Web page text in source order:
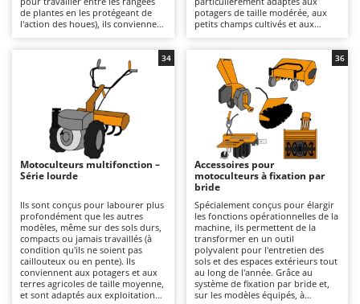
B
Balayeuses
Bancs de scie pour le bois - Scies à bûches
Barbecues
Bennes pour tracteur
Brosses pour sols extérieurs
Brouettes à moteur
Broyeurs à axe horizontal pour tracteur
Broyeurs de branches et végétaux
Butteurs pour tracteur
C
Chargeurs de batterie - Démarreurs
Charrues pour tracteur
ANTHBOT
Archman
Ariete
Artus
Attila
Awelco
B
Baesso
Bahco
de plantes en les protégeant de
l'action des houes), ils conviennent
alimentés par un moteur à
essence 4 temps et conviennent à
un usage amateur ou semi-
professionnel sur des surfaces
restreintes, pour des travaux de
labour en profondeur moyenne,
grâce à leur structure légère et
facilement maniable, même dans
des espaces restreints. La
transmission par courroie ou par
engrenages et les boîtes de
vitesses 1+1 ou 2+1 garantissent
qualité de travail est adaptée aux
préparations saisonnières du
potager, avec un rendement
régulier, mais n'est pas destinée à
des utilisations intensives ou
continues. Parfaits pour les
particuliers qui ont besoin d'un
fraisage périodique sans avoir à
affronter des sols durs ou jamais
potagers de taille modérée, aux
petits champs cultivés et aux
plus incisive et plus uniforme que
la série légère, avec une meilleure
pénétration et un rendement
opérationnel supérieur. Ils se
distinguent par leur transmission
à engrenages à bain d'huile, plus
solide que les solutions à
courroie, et par leurs boîtes de
vitesses 2+1 ou 3+3 qui permettent
une avance calibrée en fonction
du type de sol, ainsi que par leur
fraise avec carter, spécialement
conçue pour travailler entre les
rangées de plantes en les
protégeant de l'action des houes.
Disponibles avec un moteur 4
temps à essence ou diesel, elles
conviennent à un usage allant du
bricolage au professionnel, pour
des travaux à profondeur
moyenne grâce à leur structure
plus robuste que celle de la série
Motoculteurs multifonction –
Série lourde
Ils sont conçus pour labourer plus
profondément que les autres
modèles, même sur des sols durs,
compacts ou jamais travaillés (à
condition qu'ils ne soient pas
caillouteux ou en pente). Ils
conviennent aux potagers et aux
terres agricoles de taille moyenne,
et sont adaptés aux exploitations
34
Accessoires pour
motoculteurs à fixation par
bride
Spécialement conçus pour élargir
les fonctions opérationnelles de la
machine, ils permettent de la
transformer en un outil
polyvalent pour l'entretien des
sols et des espaces extérieurs tout
au long de l'année. Grâce au
système de fixation par bride et,
sur les modèles équipés, à
36